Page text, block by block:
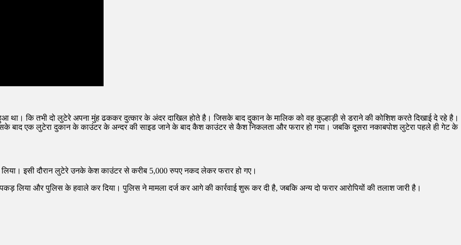
था। कि तभी दो लुटेरे अपना मुंह ढककर दुत्कार के अंदर दाखिल होते है। जिसके बाद दुकान के मालिक को वह कुल्हाड़ी से डराने की कोशिश करते दिखाई दे रहे है।
बाद एक लुटेरा दुकान के काउंटर के अन्दर की साइड जाने के बाद कैश काउंटर से कैश निकलता और फरार हो गया। जबकि दूसरा नकाबपोश लुटेरा पहले ही गेट के
इसी दौरान लुटेरे उनके केश काउंटर से करीब 5,000 रुपए नकद लेकर फरार हो गए।
लिया और पुलिस के हवाले कर दिया। पुलिस ने मामला दर्ज कर आगे की कार्रवाई शुरू कर दी है, जबकि अन्य दो फरार आरोपियों की तलाश जारी है।